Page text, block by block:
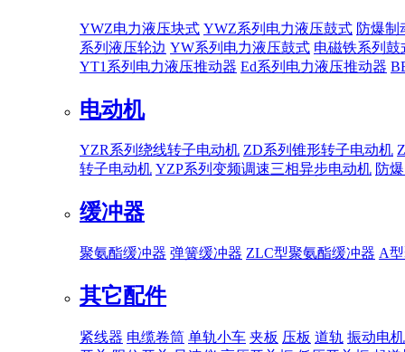
YWZ电力液压块式 YWZ系列电力液压鼓式 防爆制
系列液压轮边 YW系列电力液压鼓式 电磁铁系列鼓
YT1系列电力液压推动器 Ed系列电力液压推动器
电动机
YZR系列绕线转子电动机 ZD系列锥形转子电动机
转子电动机 YZP系列变频调速三相异步电动机 防
缓冲器
聚氨酯缓冲器 弹簧缓冲器 ZLC型聚氨酯缓冲器 A
其它配件
紧线器 电缆卷筒 单轨小车 夹板 压板 道轨 振动电机